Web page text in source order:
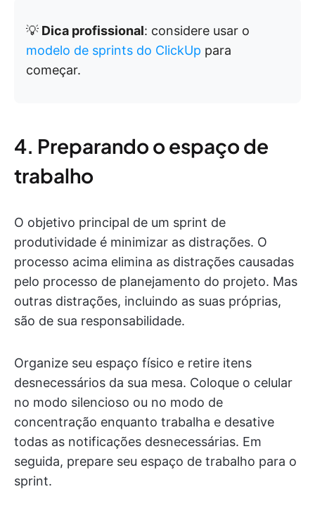
💡 Dica profissional: considere usar o
modelo de sprints do ClickUp para
começar.
4. Preparando o espaço de
trabalho
O objetivo principal de um sprint de
produtividade é minimizar as distrações. O
processo acima elimina as distrações causadas
pelo processo de planejamento do projeto. Mas
outras distrações, incluindo as suas próprias,
são de sua responsabilidade.
Organize seu espaço físico e retire itens
desnecessários da sua mesa. Coloque o celular
no modo silencioso ou no modo de
concentração enquanto trabalha e desative
todas as notificações desnecessárias. Em
seguida, prepare seu espaço de trabalho para o
sprint.